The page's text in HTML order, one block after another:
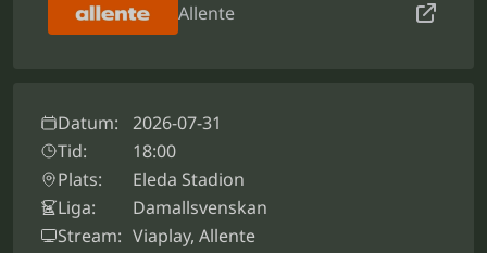
Allente
Datum:
2026-07-31
Tid:
18:00
Plats:
Eleda Stadion
Liga:
Damallsvenskan
Stream: Viaplay, Allente